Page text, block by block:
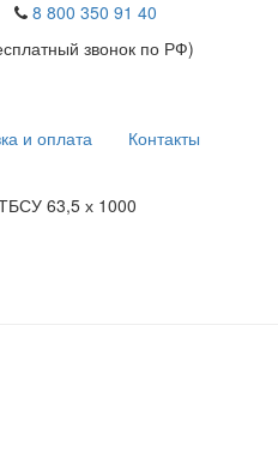
8 800 350 91 40
звонок по РФ)
и оплата Контакты
63,5 х 1000